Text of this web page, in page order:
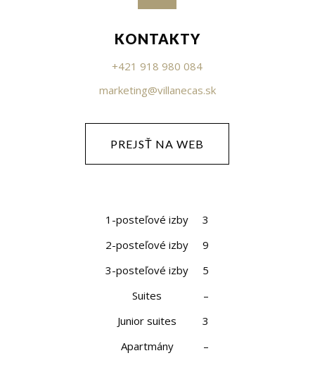
KONTAKTY
+421 918 980 084
marketing@villanecas.sk
PREJSŤ NA WEB
1-posteľové izby
3
2-posteľové izby
9
3-posteľové izby
5
Suites
–
Junior suites
3
Apartmány
–